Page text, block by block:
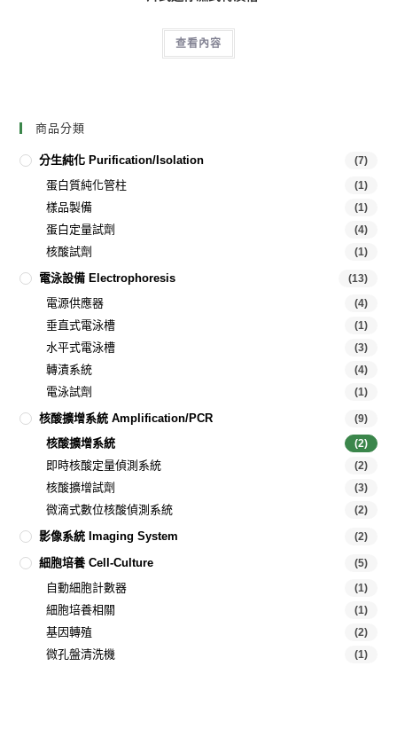
查看內容
商品分類
分生純化 Purification/Isolation (7)
蛋白質純化管柱 (1)
樣品製備 (1)
蛋白定量試劑 (4)
核酸試劑 (1)
電泳設備 Electrophoresis (13)
電源供應器 (4)
垂直式電泳槽 (1)
水平式電泳槽 (3)
轉漬系統 (4)
電泳試劑 (1)
核酸擴增系統 Amplification/PCR (9)
核酸擴增系統 (2)
即時核酸定量偵測系統 (2)
核酸擴增試劑 (3)
微滴式數位核酸偵測系統 (2)
影像系統 Imaging System (2)
細胞培養 Cell-Culture (5)
自動細胞計數器 (1)
細胞培養相關 (1)
基因轉殖 (2)
微孔盤清洗機 (1)